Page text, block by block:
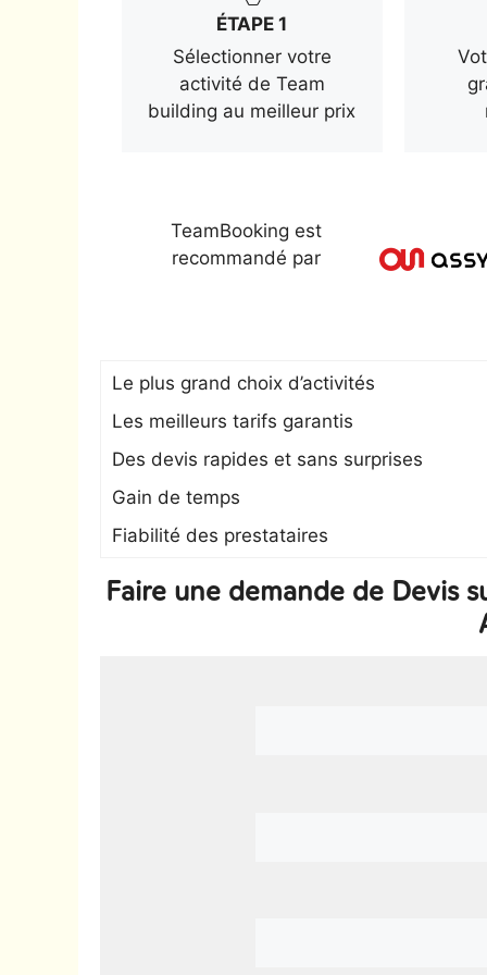
ÉTAPE 1
Sélectionner votre
activité de Team
building au meilleur prix
TeamBooking est
recommandé par
Le plus grand choix d’activités
Les meilleurs tarifs garantis
Des devis rapides et sans surprises
Gain de temps
Fiabilité des prestataires
Faire une demande de Devis